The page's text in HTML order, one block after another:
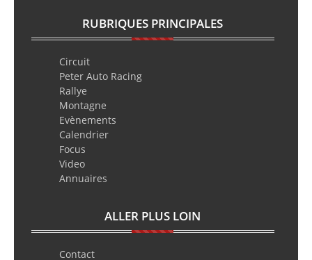
RUBRIQUES PRINCIPALES
Circuit
Peter Auto Racing
Rallye
Montagne
Evènements
Calendrier
Focus
Video
Annuaires
ALLER PLUS LOIN
Contact